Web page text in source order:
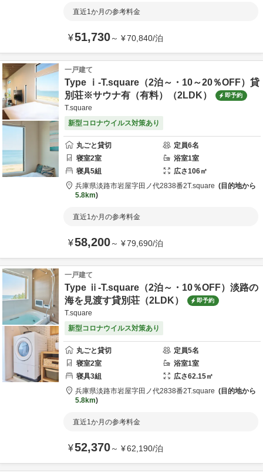
直近1か月の参考料金
¥51,730～ ¥70,840/泊
一戸建て
Type ⅰ-T.square（2泊～・10～20％OFF）貸
別荘※サウナ有（有料）（2LDK）
即予約
T.square
新型コロナウイルス対策あり
丸ごと貸切 定員6名
寝室2室 浴室1室
寝具5組 広さ106㎡
兵庫県淡路市岩屋字田ノ代2838番2T.square
目的地から
5.8km
直近1か月の参考料金
¥58,200～ ¥79,690/泊
一戸建て
Type ⅱ-T.square（2泊～・10％OFF）淡路の
海を見渡す貸別荘（2LDK）
即予約
T.square
新型コロナウイルス対策あり
丸ごと貸切 定員5名
寝室2室 浴室1室
寝具3組 広さ62.15㎡
兵庫県淡路市岩屋字田ノ代2838番2T.square
目的地から
5.8km
直近1か月の参考料金
¥52,370～ ¥62,190/泊